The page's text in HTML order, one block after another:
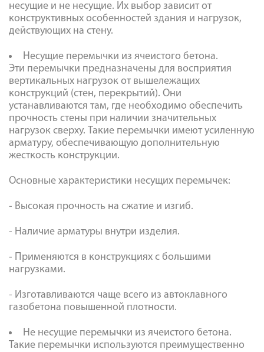
несущие и не несущие. Их выбор зависит от
конструктивных особенностей здания и нагрузок,
действующих на стену.
Несущие перемычки из ячеистого бетона.
Эти перемычки предназначены для восприятия
вертикальных нагрузок от вышележащих
конструкций (стен, перекрытий). Они
устанавливаются там, где необходимо обеспечить
прочность стены при наличии значительных
нагрузок сверху. Такие перемычки имеют усиленную
арматуру, обеспечивающую дополнительную
жесткость конструкции.
Основные характеристики несущих перемычек:
- Высокая прочность на сжатие и изгиб.
- Наличие арматуры внутри изделия.
- Применяются в конструкциях с большими
нагрузками.
- Изготавливаются чаще всего из автоклавного
газобетона повышенной плотности.
Не несущие перемычки из ячеистого бетона.
Такие перемычки используются преимущественно